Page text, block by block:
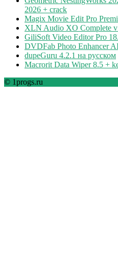
2026 + crack
Magix Movie Edit Pro
XLN Audio XO Complete
GiliSoft Video Editor Pro
DVDFab Photo Enhancer
dupeGuru 4.2.1 на русском
Macrorit Data Wiper 8.5 +
© 1progs.ru